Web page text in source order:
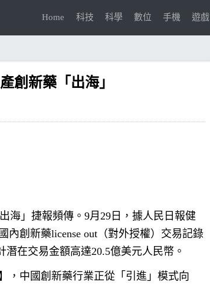
Home 科技 科學 數位 手機 遊戲
創新藥「出海」
」捷報頻傳。9月29日，據人民日報健
內創新藥license out（對外授權）交易記錄
在交易金額高達20.5億美元人民幣。
，中國創新藥行業正從「引進」模式向